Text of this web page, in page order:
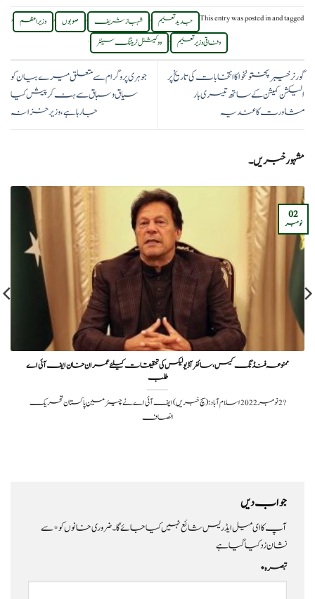
This entry was posted inand tagged جدید تعلیم , شہباز شریف , صوبوں , وزیراعظم ,
وفاقی وزیر تعلیم , ووکیشنل ٹریننگ سینٹر .
گورنر خیبرپختونخوا کا انتخابات کی تاریخ پر
الیکشن کمیشن کے ساتھ تیسری بار
مشاورت کا عندیہ
جوہری پروگرام سے متعلق میرے بیان کو
سیاق و سباق سے ہٹ کر پیش کیا
جارہا ہے، وزیر خزانہ
مشہور خبریں۔
ممنوعہ فنڈنگ کیس، سائفر آڈیو لیکس کی تحقیقات کیلئے عمران خان ایف آئی اے
طلب
?️ 2 نومبر 2022اسلام آباد: (سچ خبریں) ایف آئی اے نے چیئرمین پاکستان تحریک
انصاف
02
نومبر
جواب دیں
آپ کا ای میل ایڈریس شائع نہیں کیا جائے گا۔ضروری خانوں کو*سے
نشان زد کیا گیا ہے
تبصرہ*